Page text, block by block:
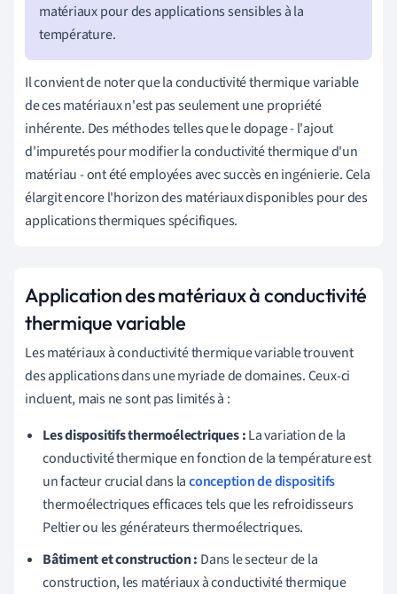
matériaux pour des applications sensibles à la
température.
Il convient de noter que la conductivité thermique variable
de ces matériaux n'est pas seulement une propriété
inhérente. Des méthodes telles que le dopage - l'ajout
d'impuretés pour modifier la conductivité thermique d'un
matériau - ont été employées avec succès en ingénierie. Cela
élargit encore l'horizon des matériaux disponibles pour des
applications thermiques spécifiques.
Application des matériaux à conductivité
thermique variable
Les matériaux à conductivité thermique variable trouvent
des applications dans une myriade de domaines. Ceux-ci
incluent, mais ne sont pas limités à :
Les dispositifs thermoélectriques :La variation de la
conductivité thermique en fonction de la température est
un facteur crucial dans laconception de dispositifs
thermoélectriques efficaces tels que les refroidisseurs
Peltier ou les générateurs thermoélectriques.
Bâtiment et construction : Dans le secteur de la
construction, les matériaux à conductivité thermique